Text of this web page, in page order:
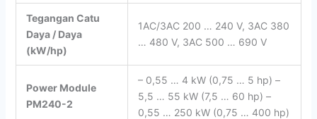
Tegangan Catu
Daya / Daya
(kW/hp)
1AC/3AC 200 … 240 V, 3AC 380
… 480 V, 3AC 500 … 690 V
Power Module
PM240-2
– 0,55 … 4 kW (0,75 … 5 hp) –
5,5 … 55 kW (7,5 … 60 hp) –
0,55 … 250 kW (0,75 … 400 hp)